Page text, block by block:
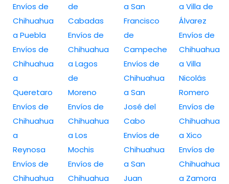
Envíos de
Chihuahua
a Puebla
Envíos de
Chihuahua
a
Queretaro
Envíos de
Chihuahua
a
Reynosa
Envíos de
Chihuahua
de
Cabadas
Envíos de
Chihuahua
a Lagos
de
Moreno
Envíos de
Chihuahua
a Los
Mochis
Envíos de
Chihuahua
a San
Francisco
de
Campeche
Envíos de
Chihuahua
a San
José del
Cabo
Envíos de
Chihuahua
a San
Juan
a Villa de
Álvarez
Envíos de
Chihuahua
a Villa
Nicolás
Romero
Envíos de
Chihuahua
a Xico
Envíos de
Chihuahua
a Zamora